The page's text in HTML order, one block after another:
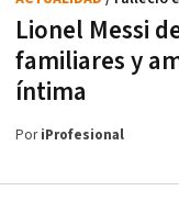
Lionel Messi
familiares y
íntima
PoriProfesional